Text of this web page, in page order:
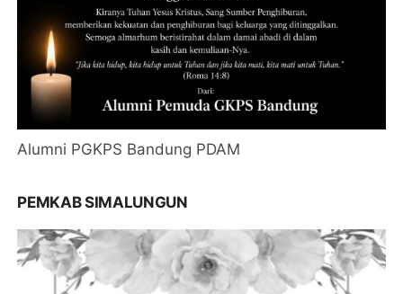
Alumni PGKPS Bandung PDAM
PEMKAB SIMALUNGUN